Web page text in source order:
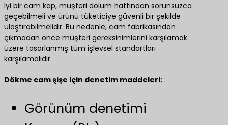
İyi bir cam kap, müşteri dolum hattından sorunsuzca
geçebilmeli ve ürünü tüketiciye güvenli bir şekilde
ulaştırabilmelidir. Bu nedenle, cam fabrikasından
çıkmadan önce müşteri gereksinimlerini karşılamak
üzere tasarlanmış tüm işlevsel standartları
karşılamalıdır.
Dökme cam şişe için denetim maddeleri:
Görünüm denetimi